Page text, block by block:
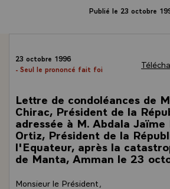
Publié le 23 octobre
23 octobre 1996
- Seul le prononcé fait foi
Lettre de condoléances de
Chirac, Président de la
adressée à M. Abdala Jaïme
Ortiz, Président de la
l'Equateur, après la
de Manta, Amman le 23
Monsieur le Président,